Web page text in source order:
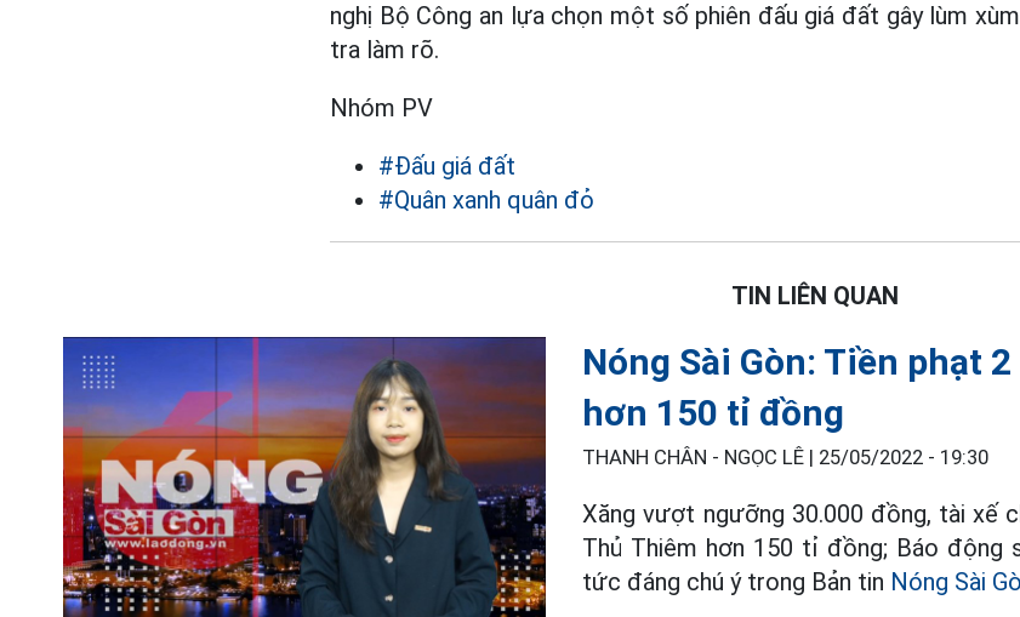
nghị Bộ Công an lựa chọn một số phiên đấu giá đất gây lùm
tra làm rõ.
Nhóm PV
#Đấu giá đất
#Quân xanh quân đỏ
TIN LIÊN QUAN
Nóng Sài Gòn: Tiền phạt
hơn 150 tỉ đồng
THANH CHÂN - NGỌC LÊ | 25/05/2022 - 19:30
Xăng vượt ngưỡng 30.000 đồng, tài xế
Thủ Thiêm hơn 150 tỉ đồng; Báo động
tức đáng chú ý trong Bản tin Nóng Sài